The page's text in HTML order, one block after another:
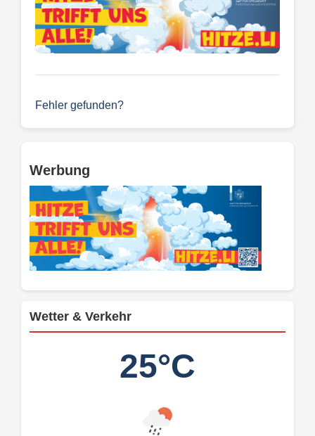
Fehler gefunden?
Werbung
Wetter & Verkehr
25°C